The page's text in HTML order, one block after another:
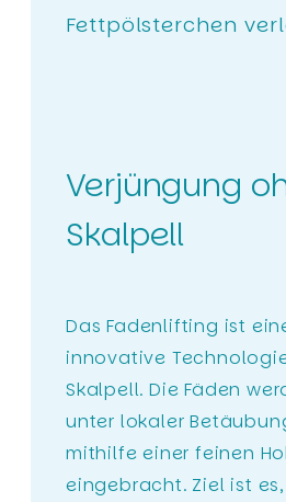
Fettpölsterchen
Verjüngung
Skalpell
Das Fadenlifting ist
innovative
Skalpell. Die Fäden
unter lokaler
mithilfe einer feinen
eingebracht. Ziel ist